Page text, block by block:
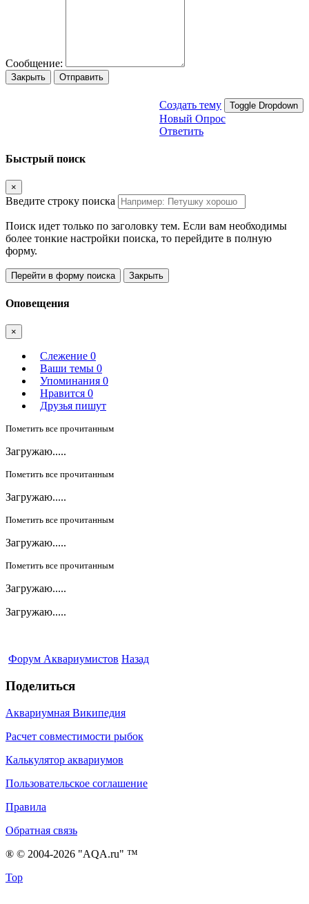
Сообщение:
Закрыть Отправить
Создать тему Toggle Dropdown
Новый Опрос
Ответить
Быстрый поиск
×
Введите строку поиска
Поиск идет только по заголовку тем. Если вам необходимы
более тонкие настройки поиска, то перейдите в полную
форму.
Перейти в форму поиска Закрыть
Оповещения
×
Слежение 0
Ваши темы 0
Упоминания 0
Нравится 0
Друзья пишут
Пометить все прочитанным
Загружаю.....
Пометить все прочитанным
Загружаю.....
Пометить все прочитанным
Загружаю.....
Пометить все прочитанным
Загружаю.....
Загружаю.....
Форум Аквариумистов Назад
Поделиться
Аквариумная Википедия
Расчет совместимости рыбок
Калькулятор аквариумов
Пользовательское соглашение
Правила
Обратная связь
® © 2004-2026 "AQA.ru" ™
Top